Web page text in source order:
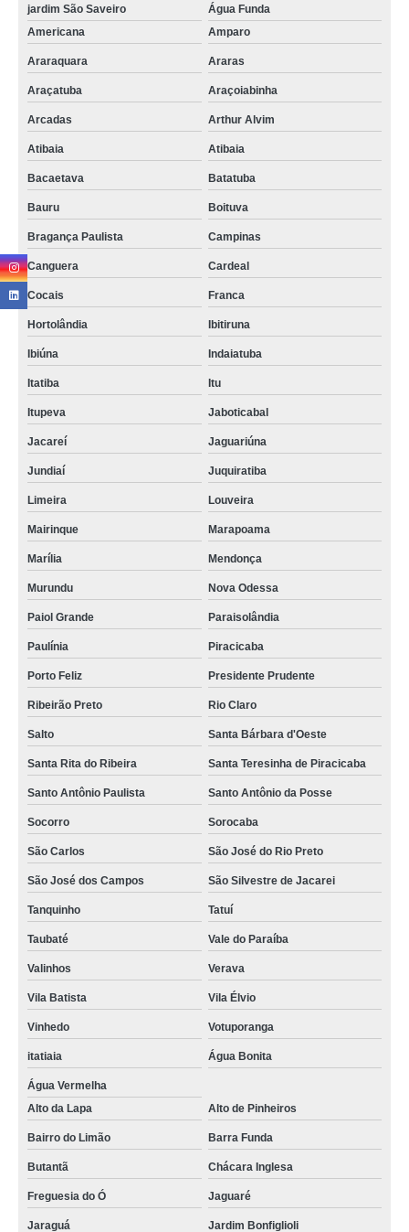
onde fazer reciclagem de baterias Campinas
reciclagem de baterias automotivas Santa Teresinha de Piracicaba
onde fazer reciclagem de bateria celular Franca
reciclagem de bateria e pilha Rio de Janeiro
jardim São Saveiro
Água Funda
Americana
Amparo
Araraquara Araras
Araçatuba Araçoiabinha
Arcadas Arthur Alvim
Atibaia Atibaia
Bacaetava Batatuba
Bauru Boituva
Bragança Paulista Campinas
Canguera Cardeal
Cocais Franca
Hortolândia Ibitiruna
Ibiúna Indaiatuba
Itatiba Itu
Itupeva Jaboticabal
Jacareí Jaguariúna
Jundiaí Juquiratiba
Limeira Louveira
Mairinque Marapoama
Marília Mendonça
Murundu Nova Odessa
Paiol Grande Paraisolândia
Paulínia Piracicaba
Porto Feliz Presidente Prudente
Ribeirão Preto Rio Claro
Salto Santa Bárbara d'Oeste
Santa Rita do Ribeira Santa Teresinha de Piracicaba
Santo Antônio Paulista Santo Antônio da Posse
Socorro Sorocaba
São Carlos São José do Rio Preto
São José dos Campos São Silvestre de Jacarei
Tanquinho Tatuí
Taubaté Vale do Paraíba
Valinhos Verava
Vila Batista Vila Élvio
Vinhedo Votuporanga
itatiaia Água Bonita
Água Vermelha
Alto da Lapa
Alto de Pinheiros
Bairro do Limão Barra Funda
Butantã Chácara Inglesa
Freguesia do Ó Jaguaré
Jaraguá Jardim Bonfiglioli